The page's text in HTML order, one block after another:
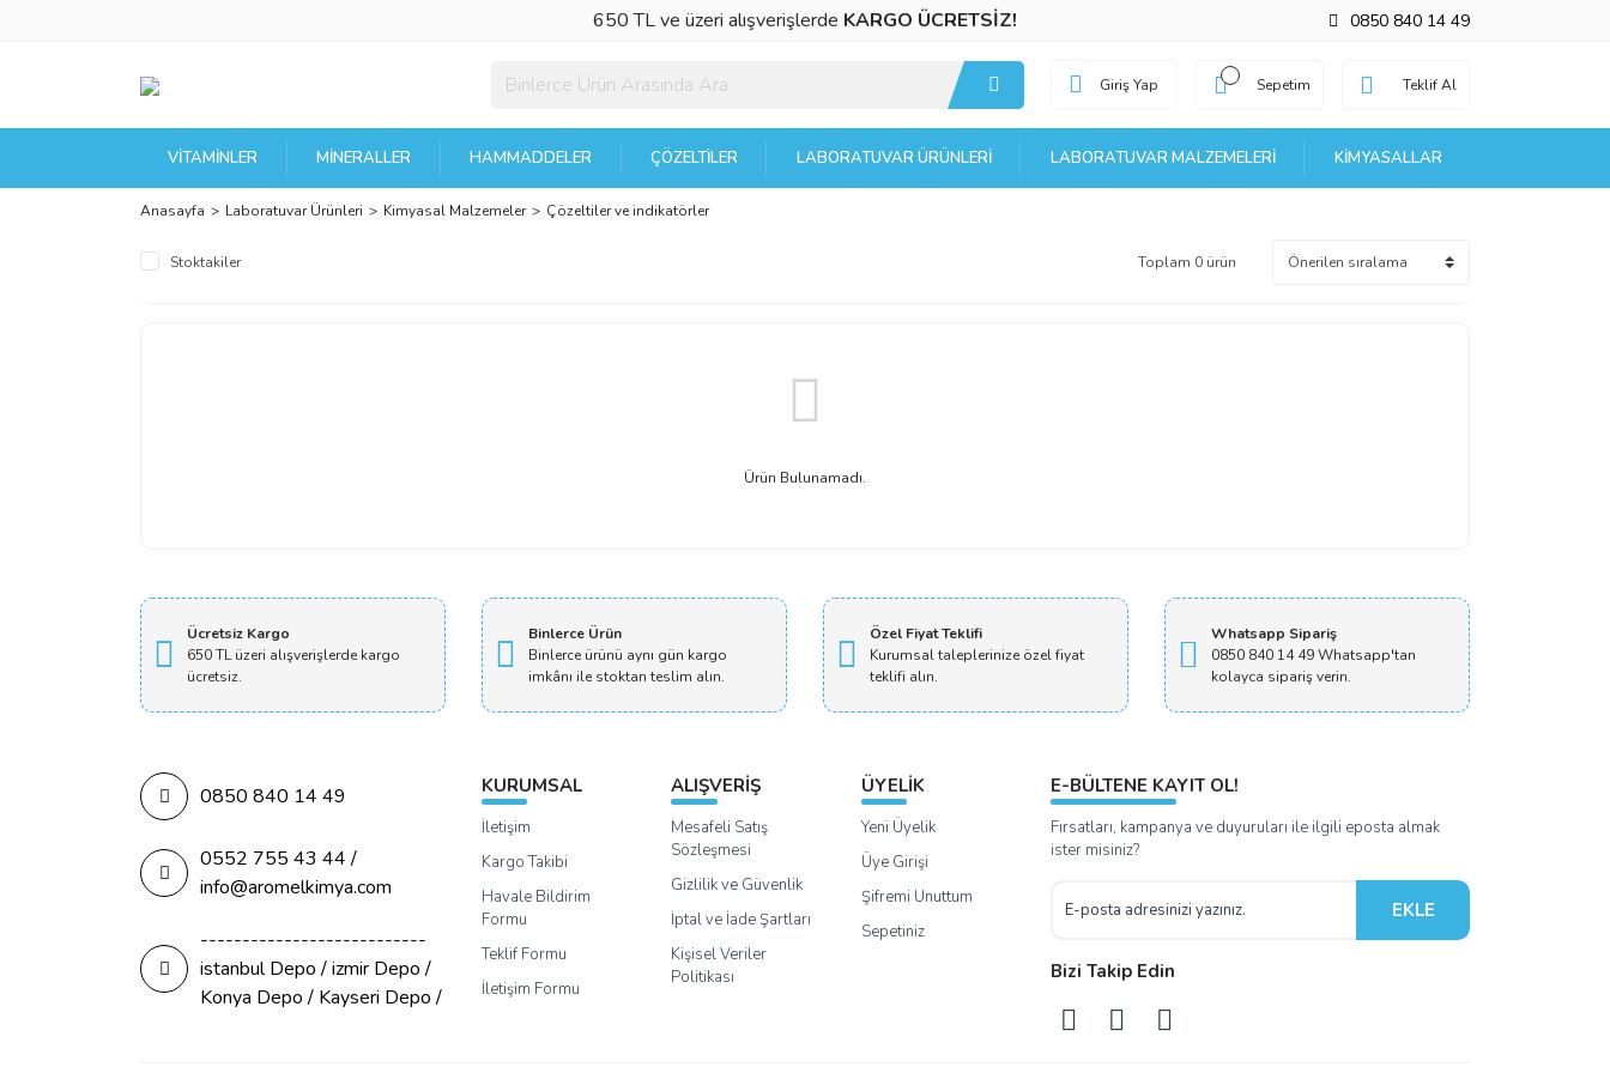
650 TL ve üzeri alışverişlerde KARGO ÜCRETSİZ! 0850 840 14 49
Giriş Yap Sepetim Teklif Al
VITAMINLER MINERALLER HAMMADDELER ÇÖZELTILER LABORATUVAR ÜRÜNLERI LABORATUVAR MALZEMELERI KIMYASALLAR
Anasayfa Laboratuvar Ürünleri Kimyasal Malzemeler Çözeltiler ve indikatörler
Stoktakiler Toplam 0 ürün
Ürün Bulunamadı.
Ücretsiz Kargo
650 TL üzeri alışverişlerde kargo
ücretsiz.
Binlerce Ürün
Binlerce ürünü aynı gün kargo
imkânı ile stoktan teslim alın.
Özel Fiyat Teklifi
Kurumsal taleplerinize özel fiyat
teklifi alın.
Whatsapp Sipariş
0850 840 14 49 Whatsapp'tan
kolayca sipariş verin.
0850 840 14 49
0552 755 43 44 /
info@aromelkimya.com
---------------------------
istanbul Depo / izmir Depo /
Konya Depo / Kayseri Depo /
KURUMSAL
İletişim
Kargo Takibi
Havale Bildirim
Formu
Teklif Formu
İletişim Formu
ALIŞVERİŞ
Mesafeli Satış
Sözleşmesi
Gizlilik ve Güvenlik
İptal ve İade Şartları
Kişisel Veriler
Politikası
ÜYELİK
Yeni Üyelik
Üye Girişi
Şifremi Unuttum
Sepetiniz
E-BÜLTENE KAYIT OL!
Fırsatları, kampanya ve duyuruları ile ilgili eposta almak
ister misiniz?
EKLE
Bizi Takip Edin